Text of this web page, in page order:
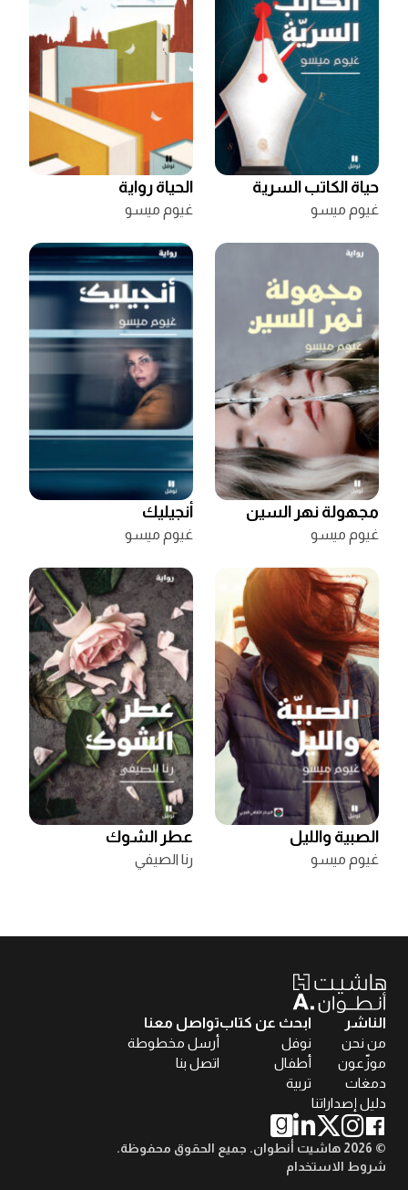
حياة الكاتب السرية
غيوم ميسو
الحياة رواية
غيوم ميسو
مجهولة نهر السين
غيوم ميسو
أنجيليك
غيوم ميسو
الصبية والليل
غيوم ميسو
عطر الشوك
رنا الصيفي
الناشر
من نحن
موزّعون
دمغات
دليل إصداراتنا
ابحث عن كتاب
نوفل
أطفال
تربية
تواصل معنا
أرسل مخطوطة
اتصل بنا
© 2026 هاشيت أنطوان. جميع الحقوق محفوظة.
شروط الاستخدام